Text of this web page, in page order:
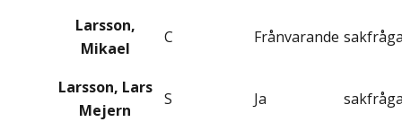
Larsson,
Mikael
C Frånvarande
Larsson, Lars
Mejern
S Ja